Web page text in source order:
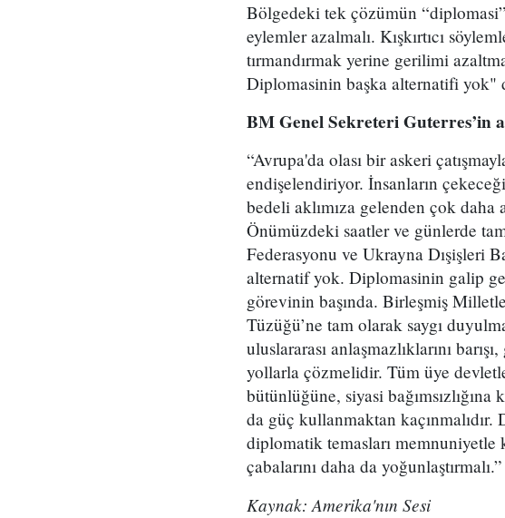
Bölgedeki tek çözümün
eylemler azalmalı. Kışkırtıcı
tırmandırmak yerine gerilimi
Diplomasinin başka alternatifi yok"
BM Genel Sekreteri Guterres’in
“Avrupa'da olası bir askeri
endişelendiriyor. İnsanların
bedeli aklımıza gelenden çok daha
Önümüzdeki saatler ve günlerde
Federasyonu ve Ukrayna Dışişleri
alternatif yok. Diplomasinin galip
görevinin başında. Birleşmiş
Tüzüğü’ne tam olarak saygı
uluslararası anlaşmazlıklarını
yollarla çözmelidir. Tüm üye
bütünlüğüne, siyasi
da güç kullanmaktan
diplomatik temasları memnuniyetle
çabalarını daha da yoğunlaştırmalı.”
Kaynak: Amerika'nın Sesi